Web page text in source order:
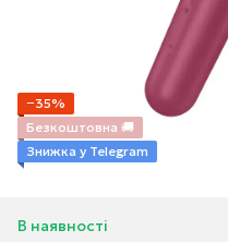
−35%
Безкоштовна 🚚
Знижка у Telegram
В наявності